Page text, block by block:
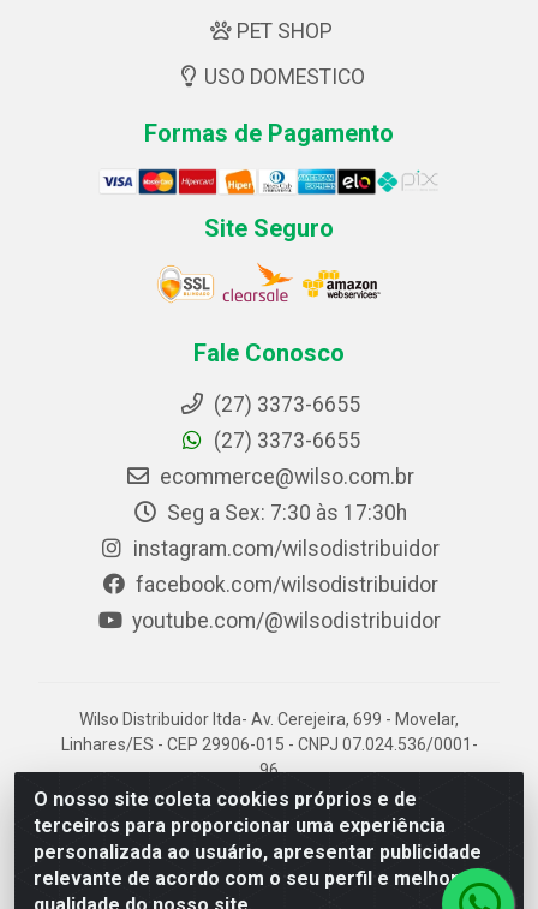
O nosso site coleta cookies próprios e de
terceiros para proporcionar uma experiência
personalizada ao usuário, apresentar publicidade
relevante de acordo com o seu perfil e melhorar a
PET SHOP
USO DOMESTICO
Formas de Pagamento
Site Seguro
Fale Conosco
(27) 3373-6655
(27) 3373-6655
ecommerce@wilso.com.br
Seg a Sex: 7:30 às 17:30h
instagram.com/wilsodistribuidor
facebook.com/wilsodistribuidor
youtube.com/@wilsodistribuidor
Wilso Distribuidor ltda- Av. Cerejeira, 699 - Movelar,
Linhares/ES - CEP 29906-015 - CNPJ 07.024.536/0001-
96